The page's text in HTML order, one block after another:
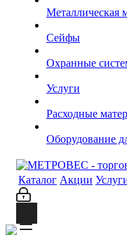
Металлическая
Сейфы
Охранные
Услуги
Расходные
Оборудование
Каталог Акции